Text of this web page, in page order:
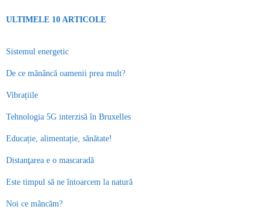
ULTIMELE 10 ARTICOLE
Sistemul energetic
De ce mănâncă oamenii prea mult?
Vibrațiile
Tehnologia 5G interzisă în Bruxelles
Educație, alimentație, sănătate!
Distanţarea e o mascaradă
Este timpul să ne întoarcem la natură
Noi ce mâncăm?